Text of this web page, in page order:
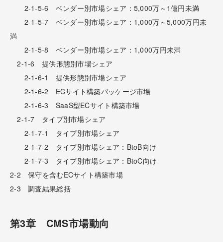
2-1-5-6 ベンダー別市場シェア：5,000万～1億円未満
2-1-5-7 ベンダー別市場シェア：1,000万～5,000万円未
満
2-1-5-8 ベンダー別市場シェア：1,000万円未満
2-1-6 提供形態別市場シェア
2-1-6-1 提供形態別市場シェア
2-1-6-2 ECサイト構築パッケージ市場
2-1-6-3 SaaS型ECサイト構築市場
2-1-7 タイプ別市場シェア
2-1-7-1 タイプ別市場シェア
2-1-7-2 タイプ別市場シェア：BtoB向け
2-1-7-3 タイプ別市場シェア：BtoC向け
2-2 保守を含むECサイト構築市場
2-3 調査結果総括
第3章 CMS市場動向